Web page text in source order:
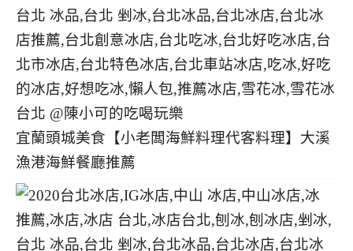
宜蘭頭城美食【小老闆海鮮料理代客料理】大溪
漁港海鮮餐廳推薦